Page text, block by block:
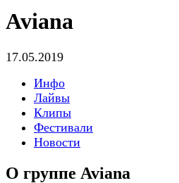
Aviana
17.05.2019
Инфо
Лайвы
Клипы
Фестивали
Новости
О группе Aviana